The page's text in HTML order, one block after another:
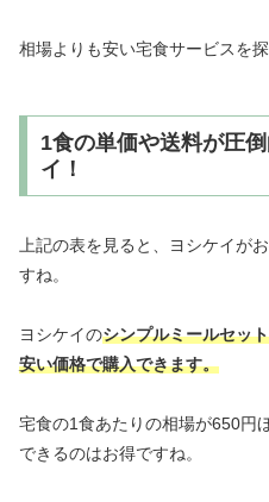
相場よりも安い宅食サービスを
1食の単価や送料が圧
イ！
上記の表を見ると、ヨシケイが
すね。
ヨシケイのシンプルミールセッ
安い価格で購入できます。
宅食の1食あたりの相場が650円
できるのはお得ですね。